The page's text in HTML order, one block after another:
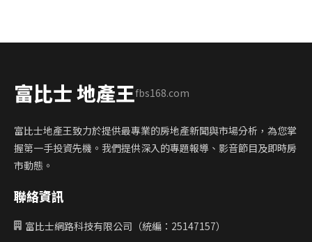
富比士 地產王fbs168.com
富比士地產王致力於提供最專業的房地產新聞與市場分析，為您掌
握第一手投資先機。我們提供深入的專題報導、影音節目及即時房
市動態。
聯絡資訊
富比士網路科技有限公司（統編：25147157）